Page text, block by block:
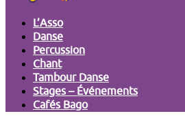
L’Asso
Danse
Percussion
Chant
Tambour Danse
Stages – Événements
Cafés Bago